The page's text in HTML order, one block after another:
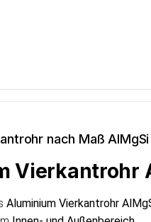
nach Maß
Vierkantrohr
Aluminium Vierkantrohr